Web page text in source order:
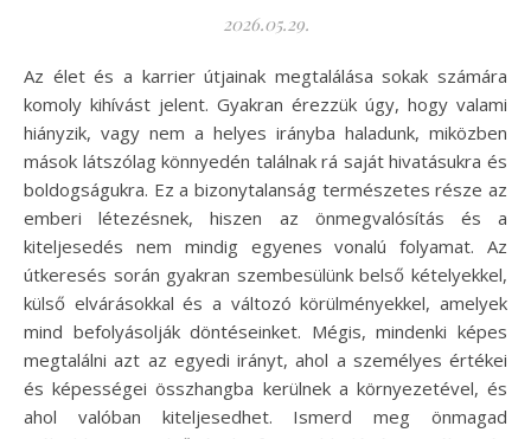
2026.05.29.
Az élet és a karrier útjainak megtalálása sokak számára
komoly kihívást jelent. Gyakran érezzük úgy, hogy valami
hiányzik, vagy nem a helyes irányba haladunk, miközben
mások látszólag könnyedén találnak rá saját hivatásukra és
boldogságukra. Ez a bizonytalanság természetes része az
emberi létezésnek, hiszen az önmegvalósítás és a
kiteljesedés nem mindig egyenes vonalú folyamat. Az
útkeresés során gyakran szembesülünk belső kételyekkel,
külső elvárásokkal és a változó körülményekkel, amelyek
mind befolyásolják döntéseinket. Mégis, mindenki képes
megtalálni azt az egyedi irányt, ahol a személyes értékei
és képességei összhangba kerülnek a környezetével, és
ahol valóban kiteljesedhet. Ismerd meg önmagad